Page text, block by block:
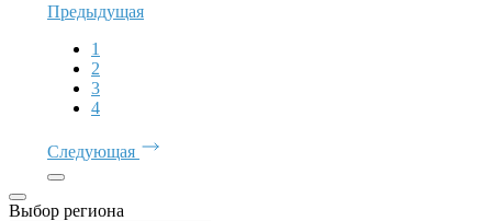
Предыдущая
1
2
3
4
Следующая
Выбор региона